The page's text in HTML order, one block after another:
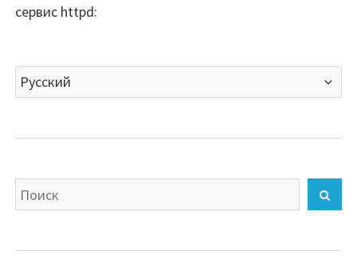
сервис httpd:
Выбрать
язык
Искать